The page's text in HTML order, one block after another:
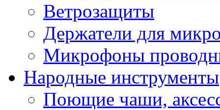
Ветрозащиты
Держатели для
Микрофоны
Народные инструменты
Поющие чаши,